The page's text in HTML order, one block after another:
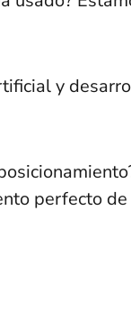
y
perfecto